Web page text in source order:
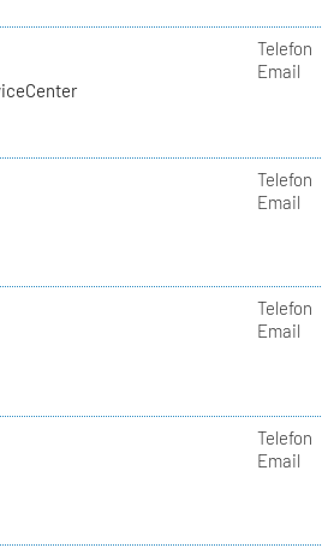
Telefon
Email
Telefon
Email
Telefon
Email
Telefon
Email